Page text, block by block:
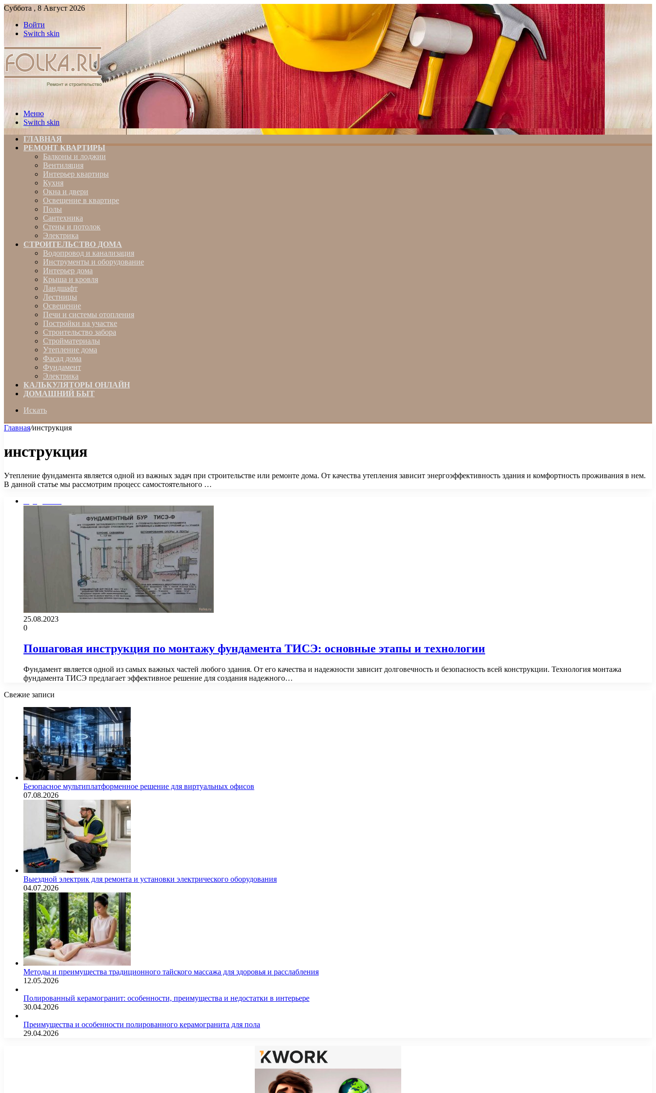
Суббота , 8 Август 2026
Войти
Switch skin
Меню
Switch skin
ГЛАВНАЯ
РЕМОНТ КВАРТИРЫ
Балконы и лоджии
Вентиляция
Интерьер квартиры
Кухня
Окна и двери
Освещение в квартире
Полы
Сантехника
Стены и потолок
Электрика
СТРОИТЕЛЬСТВО ДОМА
Водопровод и канализация
Инструменты и оборудование
Интерьер дома
Крыша и кровля
Ландшафт
Лестницы
Освещение
Печи и системы отопления
Постройки на участке
Строительство забора
Стройматериалы
Утепление дома
Фасад дома
Фундамент
Электрика
КАЛЬКУЛЯТОРЫ ОНЛАЙН
ДОМАШНИЙ БЫТ
Искать
Главная/инструкция
инструкция
Утепление фундамента является одной из важных задач при строительстве или ремонте дома. От качества утепления зависит энергоэффективность здания и комфортность проживания в нем.
В данной статье мы рассмотрим процесс самостоятельного …
25.08.2023
0
Пошаговая инструкция по монтажу фундамента ТИСЭ: основные этапы и технологии
Фундамент является одной из самых важных частей любого здания. От его качества и надежности зависит долговечность и безопасность всей конструкции. Технология монтажа
фундамента ТИСЭ предлагает эффективное решение для создания надежного…
Свежие записи
Безопасное мультиплатформенное решение для виртуальных офисов
07.08.2026
Выездной электрик для ремонта и установки электрического оборудования
04.07.2026
Методы и преимущества традиционного тайского массажа для здоровья и расслабления
12.05.2026
Полированный керамогранит: особенности, преимущества и недостатки в интерьере
30.04.2026
Преимущества и особенности полированного керамогранита для пола
29.04.2026